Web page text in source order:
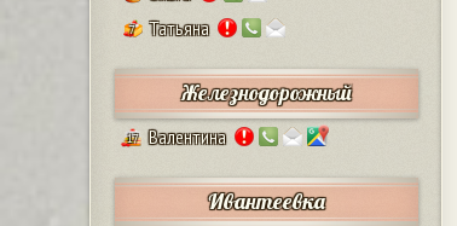
7 Татьяна
Железнодорожный
17 Валентина
Ивантеевка